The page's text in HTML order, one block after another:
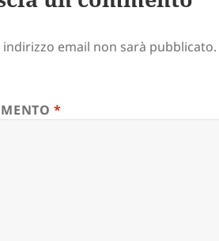
email non sarà pubblicato.
*